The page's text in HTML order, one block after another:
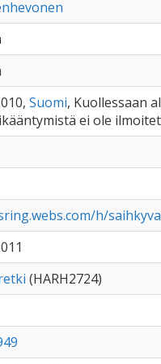
Suomi, Kuollessaan
ei ole
h/
(HARH2724)